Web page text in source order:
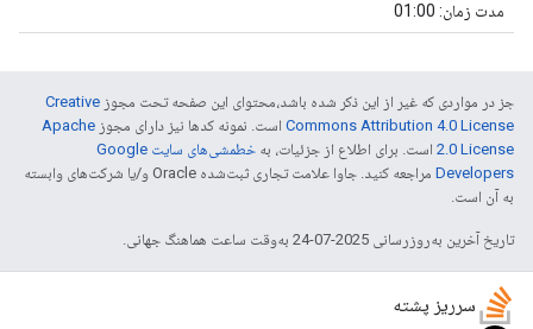
مدت زمان: 01:00
جز در مواردی که غیر از این ذکر شده باشد،‌محتوای این صفحه تحت مجوز Creative
Commons Attribution 4.0 License است. نمونه کدها نیز دارای مجوز Apache
2.0 License است. برای اطلاع از جزئیات، به
خطمشی‌های سایت Google
Developers‏
مراجعه کنید. جاوا علامت تجاری ثبت‌شده Oracle و/یا شرکت‌های وابسته
به آن است.
تاریخ آخرین به‌روزرسانی 2025-07-24 به‌وقت ساعت هماهنگ جهانی.
سرریز پشته